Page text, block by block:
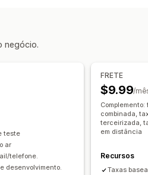
Limites de pedido
envio no prazo
De vários locais
de datas
real
negócio.
teste
ar
telefone.
desenvolvimento.
FRETE
$9.99/
combinada,
terceirizada,
em distância
Recursos
Taxas